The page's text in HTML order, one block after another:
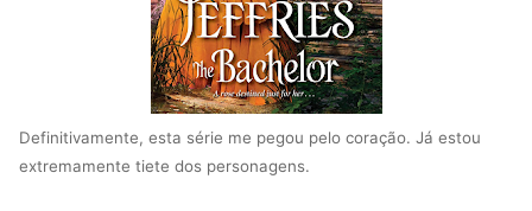
Definitivamente, esta série me pegou pelo coração. Já estou
extremamente tiete dos personagens.